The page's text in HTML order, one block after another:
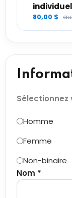
80,00 $ au
Sélectionnez
Homme
Femme
Non-binaire
Nom *